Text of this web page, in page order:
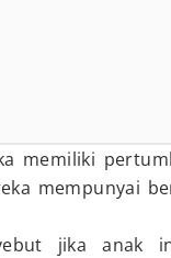
memiliki
mempunyai
jika anak